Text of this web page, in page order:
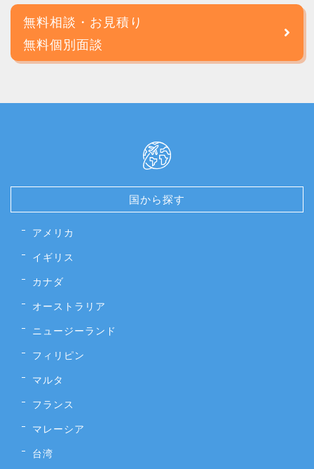
無料相談・お見積り
無料個別面談
国から探す
アメリカ
イギリス
カナダ
オーストラリア
ニュージーランド
フィリピン
マルタ
フランス
マレーシア
台湾